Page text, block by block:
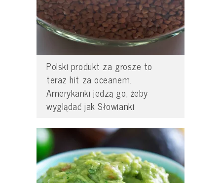
Polski produkt za grosze to
teraz hit za oceanem.
Amerykanki jedzą go, żeby
wyglądać jak Słowianki